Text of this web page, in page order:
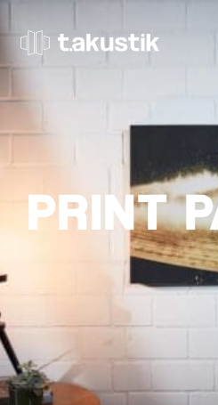
t.akustik
PRINT